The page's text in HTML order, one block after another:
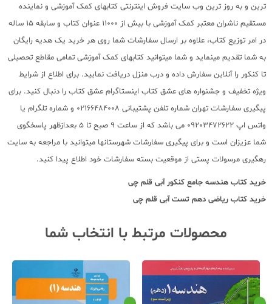
ترین و به روز ترین وب سایت فروش اینترنتی کتابهای کمک آموزشی و نماینده
مستقیم ناشران معتبر کمک آموزشی با بیش از 11000 عنوان کتاب و سابقه 15 ساله
در امر توزیع کتاب، علاوه بر ارسال سفارشات شما روی هر خرید یک هدیه رایگان
به شما تقدیم مینماید و شما میتوانید کتابهای کمک آموزشی تمامی مقاطع تحصیلی
تا کنکور را آنلاین سفارش داده و درب منزل دریافت نمایید. برای اطلاع از شرایط
ویژه تخفیف و جشنواره های عشق کتاب اینستاگرام عشق کتاب را دنبال کنید. برای
پیگیری سفارشات تهران شماره تلفن پشتیبانی 02166484008 و شماره تلگرام یا
واتس اپ 09203472622 می باشد که از ساعت 9 صبح تا 5 بعدازظهر پاسخگوی
شما عزیزان است و برای پیگیری سفارشات شهرستانها میتوانید با مراجعه به سایت
رهگیری مرسولات پستی از موقعیت بسته سفارشات خود اطلاع پیدا کنید.
خرید کتاب هندسه جامع کنکور آبی قلم چی
خرید کتاب ریاضی دهم تست آبی قلم چی
محصولات مرتبط با انتخاب شما